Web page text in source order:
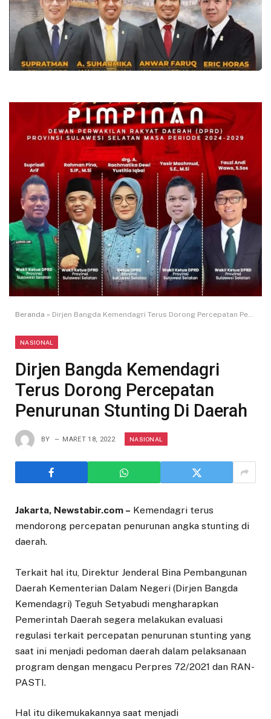
Beranda » Dirjen Bangda Kemendagri Terus Dorong Percepatan Penurunan Stunting Di Daerah
NASIONAL
Dirjen Bangda Kemendagri
Terus Dorong Percepatan
Penurunan Stunting Di Daerah
BY MARET 18, 2022 NASIONAL
Jakarta, Newstabir.com – Kemendagri terus
mendorong percepatan penurunan angka stunting di
daerah.
Terkait hal itu, Direktur Jenderal Bina Pembangunan
Daerah Kementerian Dalam Negeri (Dirjen Bangda
Kemendagri) Teguh Setyabudi mengharapkan
Pemerintah Daerah segera melakukan evaluasi
regulasi terkait percepatan penurunan stunting yang
saat ini menjadi pedoman daerah dalam pelaksanaan
program dengan mengacu Perpres 72/2021 dan RAN-
PASTI.
Hal itu dikemukakannya saat menjadi